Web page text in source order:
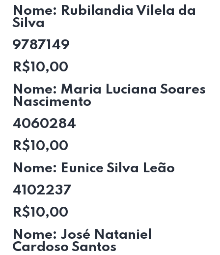
Nome: Rubilandia Vilela da
Silva
9787149
R$10,00
Nome: Maria Luciana Soares
Nascimento
4060284
R$10,00
Nome: Eunice Silva Leão
4102237
R$10,00
Nome: José Nataniel
Cardoso Santos